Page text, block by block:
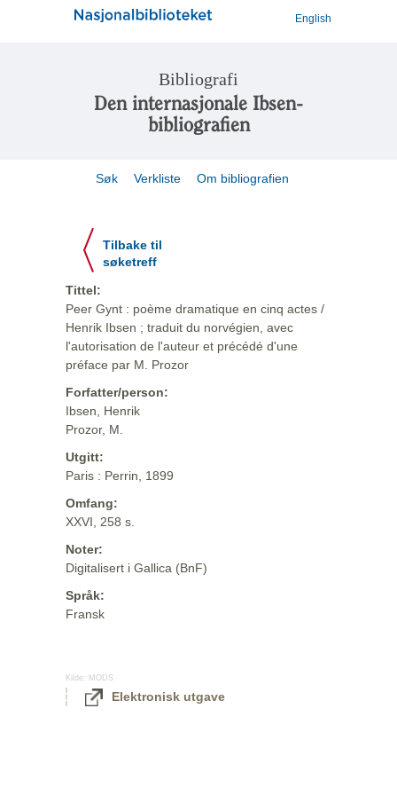
English
Bibliografi
Den internasjonale Ibsen-
bibliografien
Søk Verkliste Om bibliografien
Tilbake til
søketreff
Tittel:
Peer Gynt : poème dramatique en cinq actes /
Henrik Ibsen ; traduit du norvégien, avec
l'autorisation de l'auteur et précédé d'une
préface par M. Prozor
Forfatter/person:
Ibsen, Henrik
Prozor, M.
Utgitt:
Paris : Perrin, 1899
Omfang:
XXVI, 258 s.
Noter:
Digitalisert i Gallica (BnF)
Språk:
Fransk
Kilde: MODS
Elektronisk utgave